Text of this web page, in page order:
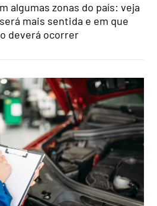
algumas zonas do país: veja
mais sentida e em que
deverá ocorrer